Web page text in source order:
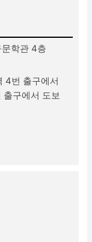
학관 4층
4번 출구에서
출구에서 도보